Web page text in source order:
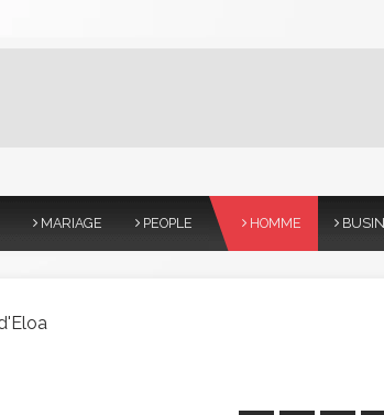
MARIAGE PEOPLE HOMME